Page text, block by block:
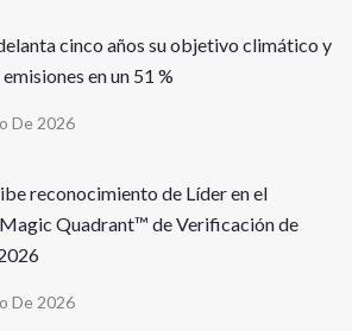
cinco años su objetivo climático y
en un 51 %
De 2026
reconocimiento de Líder en el
Quadrant™ de Verificación de
De 2026